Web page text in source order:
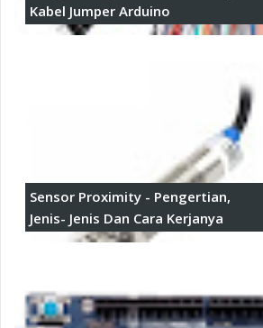
Kabel Jumper Arduino
Sensor Proximity - Pengertian,
Jenis- Jenis Dan Cara Kerjanya